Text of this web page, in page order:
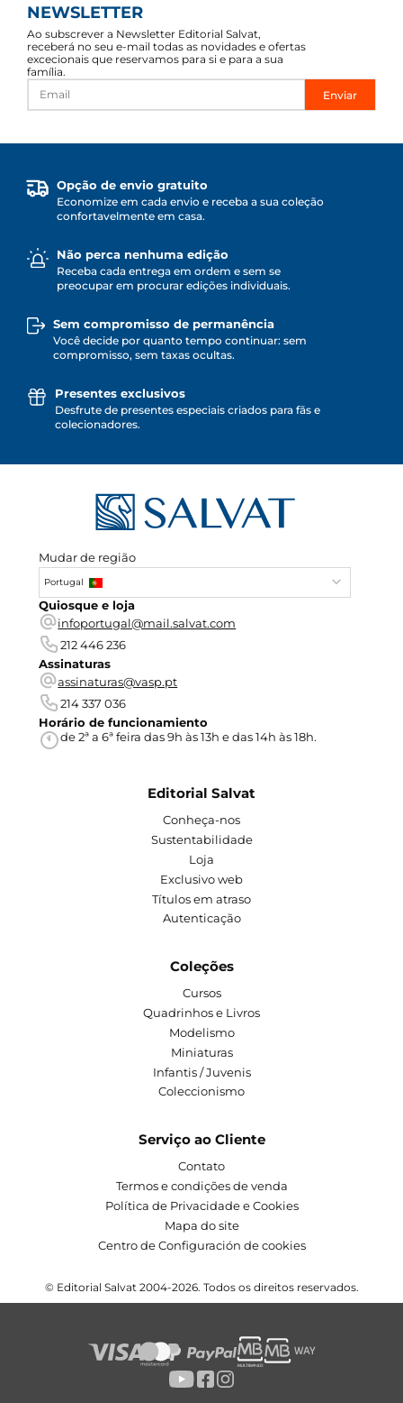
NEWSLETTER
Ao subscrever a Newsletter Editorial Salvat,
receberá no seu e-mail todas as novidades e ofertas
excecionais que reservamos para si e para a sua
família.
Enviar
Opção de envio gratuito
Economize em cada envio e receba a sua coleção
confortavelmente em casa.
Não perca nenhuma edição
Receba cada entrega em ordem e sem se
preocupar em procurar edições individuais.
Sem compromisso de permanência
Você decide por quanto tempo continuar: sem
compromisso, sem taxas ocultas.
Presentes exclusivos
Desfrute de presentes especiais criados para fãs e
colecionadores.
Mudar de região
Portugal
Quiosque e loja
infoportugal@mail.salvat.com
212 446 236
Assinaturas
assinaturas@vasp.pt
214 337 036
Horário de funcionamiento
de 2ª a 6ª feira das 9h às 13h e das 14h às 18h.
Editorial Salvat
Conheça-nos
Sustentabilidade
Loja
Exclusivo web
Títulos em atraso
Autenticação
Coleções
Cursos
Quadrinhos e Livros
Modelismo
Miniaturas
Infantis / Juvenis
Coleccionismo
Serviço ao Cliente
Contato
Termos e condições de venda
Política de Privacidade e Cookies
Mapa do site
Centro de Configuración de cookies
© Editorial Salvat 2004-2026. Todos os direitos reservados.